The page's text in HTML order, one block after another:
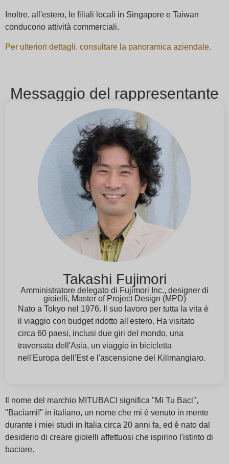
Inoltre, all'estero, le filiali locali in Singapore e Taiwan
conducono attività commerciali.
Per ulteriori dettagli, consultare la panoramica aziendale.
Messaggio del rappresentante
Takashi Fujimori
Amministratore delegato di Fujimori Inc., designer di
gioielli, Master of Project Design (MPD)
Nato a Tokyo nel 1976. Il suo lavoro per tutta la vita è
il viaggio con budget ridotto all'estero. Ha visitato
circa 60 paesi, inclusi due giri del mondo, una
traversata dell'Asia, un viaggio in bicicletta
nell'Europa dell'Est e l'ascensione del Kilimangiaro.
Il nome del marchio MITUBACI significa "Mi Tu Baci",
"Baciami!" in italiano, un nome che mi è venuto in mente
durante i miei studi in Italia circa 20 anni fa, ed è nato dal
desiderio di creare gioielli affettuosi che ispirino l'istinto di
baciare.